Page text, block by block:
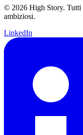
© 2026 High Story. Tutti
ambiziosi.
LinkedIn